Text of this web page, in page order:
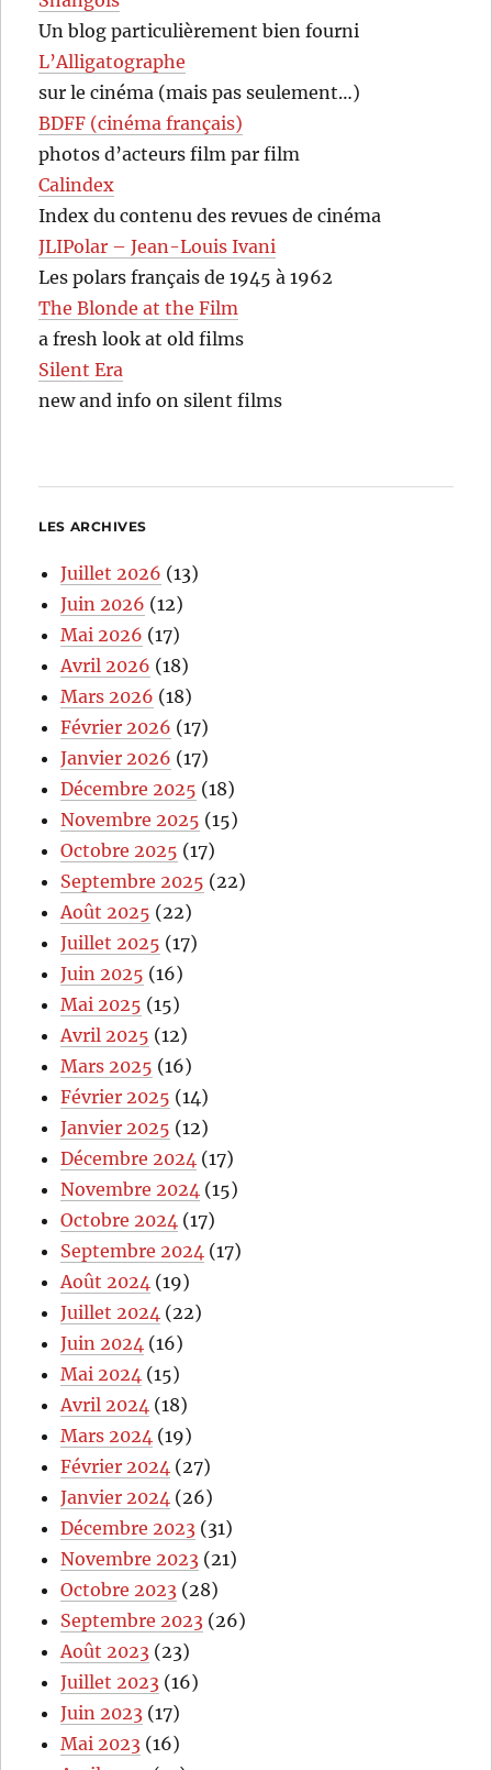
Un blog particulièrement bien fourni
L’Alligatographe
sur le cinéma (mais pas seulement…)
BDFF (cinéma français)
photos d’acteurs film par film
Calindex
Index du contenu des revues de cinéma
JLIPolar – Jean-Louis Ivani
Les polars français de 1945 à 1962
The Blonde at the Film
a fresh look at old films
Silent Era
new and info on silent films
LES ARCHIVES
Juillet 2026 (13)
Juin 2026 (12)
Mai 2026 (17)
Avril 2026 (18)
Mars 2026 (18)
Février 2026 (17)
Janvier 2026 (17)
Décembre 2025 (18)
Novembre 2025 (15)
Octobre 2025 (17)
Septembre 2025 (22)
Août 2025 (22)
Juillet 2025 (17)
Juin 2025 (16)
Mai 2025 (15)
Avril 2025 (12)
Mars 2025 (16)
Février 2025 (14)
Janvier 2025 (12)
Décembre 2024 (17)
Novembre 2024 (15)
Octobre 2024 (17)
Septembre 2024 (17)
Août 2024 (19)
Juillet 2024 (22)
Juin 2024 (16)
Mai 2024 (15)
Avril 2024 (18)
Mars 2024 (19)
Février 2024 (27)
Janvier 2024 (26)
Décembre 2023 (31)
Novembre 2023 (21)
Octobre 2023 (28)
Septembre 2023 (26)
Août 2023 (23)
Juillet 2023 (16)
Juin 2023 (17)
Mai 2023 (16)